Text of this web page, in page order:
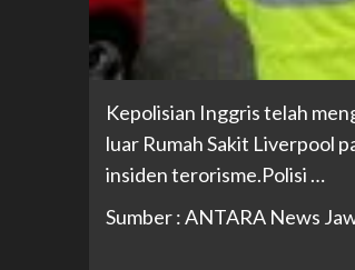
Kepolisian Inggris telah
luar Rumah Sakit Liverpool
insiden terorisme.Polisi …
Sumber : ANTARA News